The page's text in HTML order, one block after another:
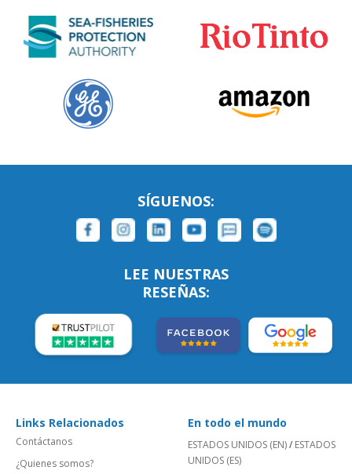
SÍGUENOS:
LEE NUESTRAS
RESEÑAS:
Links Relacionados
Contáctanos
¿Quienes somos?
En todo el mundo
ESTADOS UNIDOS (EN)/ ESTADOS
UNIDOS (ES)